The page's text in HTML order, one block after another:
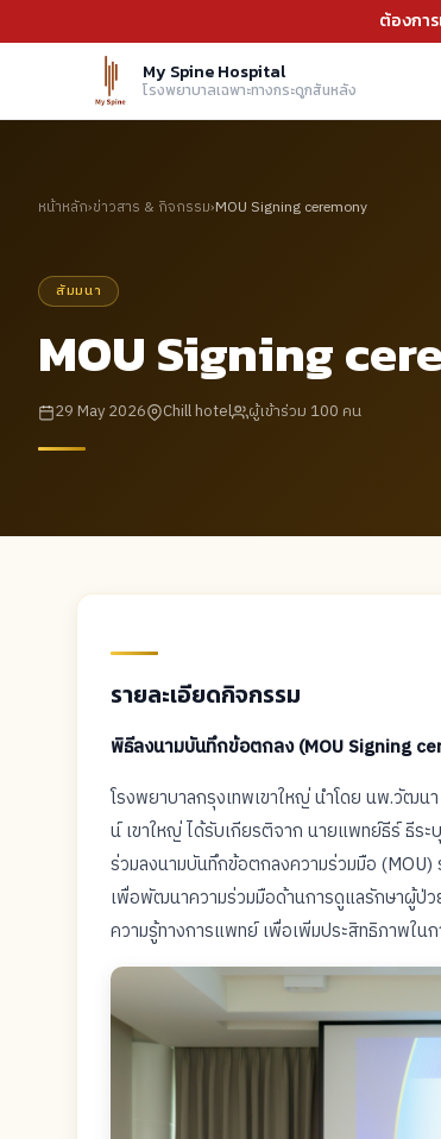
ต้องกา
My Spine Hospital
โรงพยาบาลเฉพาะทางกระดูกสันหลัง
หน้าหลัก›ข่าวสาร & กิจกรรม›MOU Signing ceremony
สัมมนา
MOU Signing
29 May 2026 Chill hotel ผู้เข้าร่วม 100 คน
รายละเอียดกิจกรรม
พิธีลงนามบันทึกข้อตกลง (MOU Signing
โรงพยาบาลกรุงเทพเขาใหญ่ นำโดย นพ.วัฒน
น์ เขาใหญ่ ได้รับเกียรติจาก นายแพทย์ธีร์ ธีร
ร่วมลงนามบันทึกข้อตกลงความร่วมมือ (MOU)
เพื่อพัฒนาความร่วมมือด้านการดูแลรักษาผู้ป่ว
ความรู้ทางการแพทย์ เพื่อเพิ่มประสิทธิภาพใน